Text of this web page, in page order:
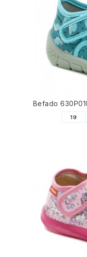
Befado
19